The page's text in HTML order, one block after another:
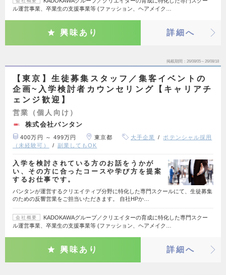
ル運営事業、卒業生の支援事業等 (ファッション、ヘアメイク…
興味あり 詳細へ
掲載期間 26/08/05～26/08/18
【東京】生徒募集スタッフ／集客イベントの
企画~入学検討者カウンセリング【キャリアチ
ェンジ歓迎】
営業（個人向け）
株式会社バンタン
400万円 ～ 499万円 東京都 大手企業
ポテンシャル採用
（未経験可）
副業してもOK
入学を検討されている方のお話をうかが
い、その方に合ったコースや学び方を提案
するお仕事です。
バンタンが運営するクリエイティブ分野に特化した専門スクールにて、生徒募集
のための反響営業をご担当いただきます。 自社HPか…
会社概要
KADOKAWAグループ／クリエイターの育成に特化した専門スクー
ル運営事業、卒業生の支援事業等 (ファッション、ヘアメイク…
興味あり 詳細へ